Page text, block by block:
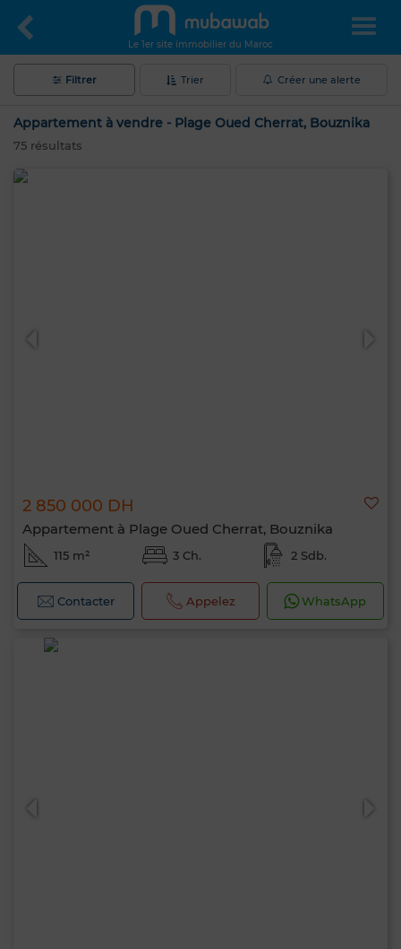
Le 1er site immobilier du Maroc
Filtrer Trier Créer une alerte
Appartement à vendre - Plage Oued Cherrat, Bouznika
75 résultats
2 850 000 DH
Appartement à Plage Oued Cherrat, Bouznika
115 m² 3 Ch. 2 Sdb.
Contacter Appelez WhatsApp